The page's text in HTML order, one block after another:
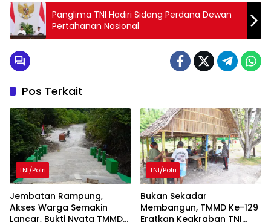
Panglima TNI Hadiri Sidang Perdana Dewan
Pertahanan Nasional
Pos Terkait
TNI/Polri
Jembatan Rampung,
Akses Warga Semakin
Lancar, Bukti Nyata TMMD
TNI/Polri
Bukan Sekadar
Membangun, TMMD Ke-129
Eratkan Keakraban TNI